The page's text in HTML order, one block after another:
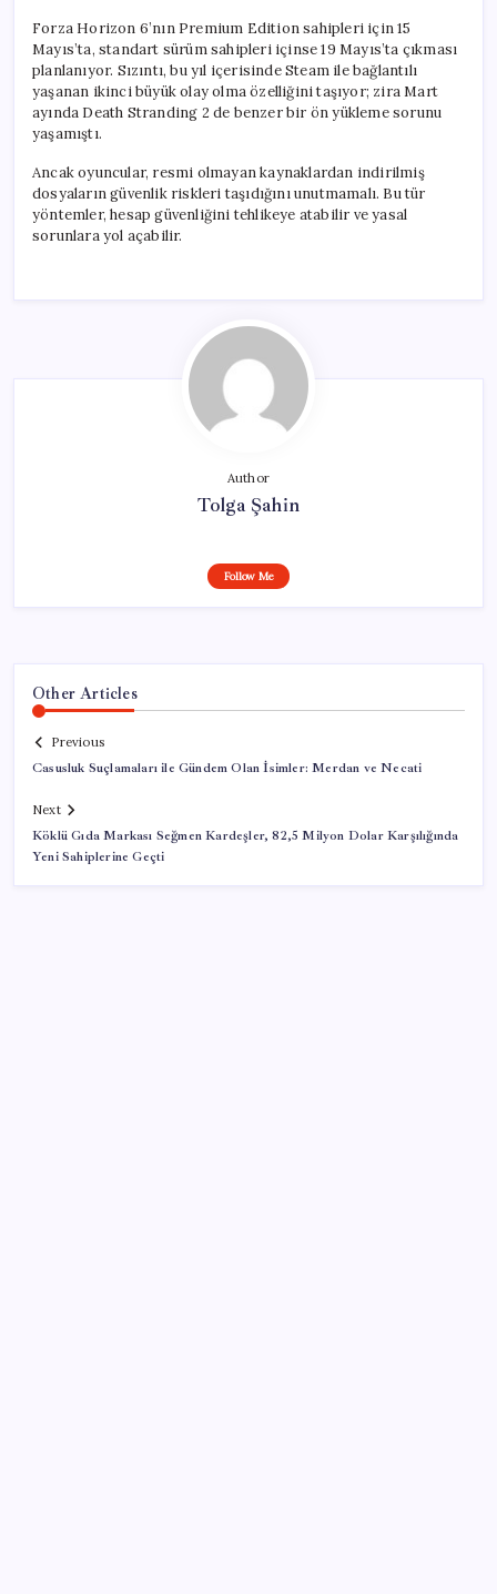
Forza Horizon 6’nın Premium Edition sahipleri için 15
Mayıs’ta, standart sürüm sahipleri içinse 19 Mayıs’ta çıkması
planlanıyor. Sızıntı, bu yıl içerisinde Steam ile bağlantılı
yaşanan ikinci büyük olay olma özelliğini taşıyor; zira Mart
ayında Death Stranding 2 de benzer bir ön yükleme sorunu
yaşamıştı.
Ancak oyuncular, resmi olmayan kaynaklardan indirilmiş
dosyaların güvenlik riskleri taşıdığını unutmamalı. Bu tür
yöntemler, hesap güvenliğini tehlikeye atabilir ve yasal
sorunlara yol açabilir.
Author
Tolga Şahin
Follow Me
Other Articles
Previous
Casusluk Suçlamaları ile Gündem Olan İsimler: Merdan ve Necati
Next
Köklü Gıda Markası Seğmen Kardeşler, 82,5 Milyon Dolar Karşılığında
Yeni Sahiplerine Geçti